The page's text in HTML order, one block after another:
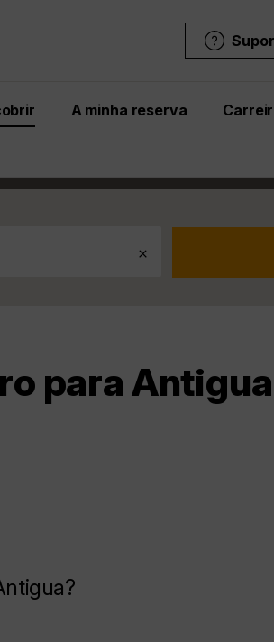
A minha reserva
para